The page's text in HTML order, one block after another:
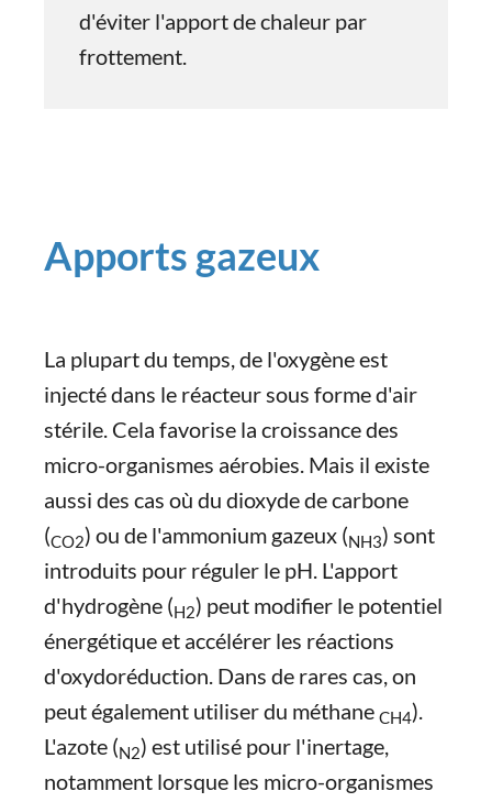
d'éviter l'apport de chaleur par
frottement.
Apports gazeux
La plupart du temps, de l'oxygène est
injecté dans le réacteur sous forme d'air
stérile. Cela favorise la croissance des
micro-organismes aérobies. Mais il existe
aussi des cas où du dioxyde de carbone
(CO2) ou de l'ammonium gazeux (NH3) sont
introduits pour réguler le pH. L'apport
d'hydrogène (H2) peut modifier le potentiel
énergétique et accélérer les réactions
d'oxydoréduction. Dans de rares cas, on
peut également utiliser du méthane CH4).
L'azote (N2) est utilisé pour l'inertage,
notamment lorsque les micro-organismes